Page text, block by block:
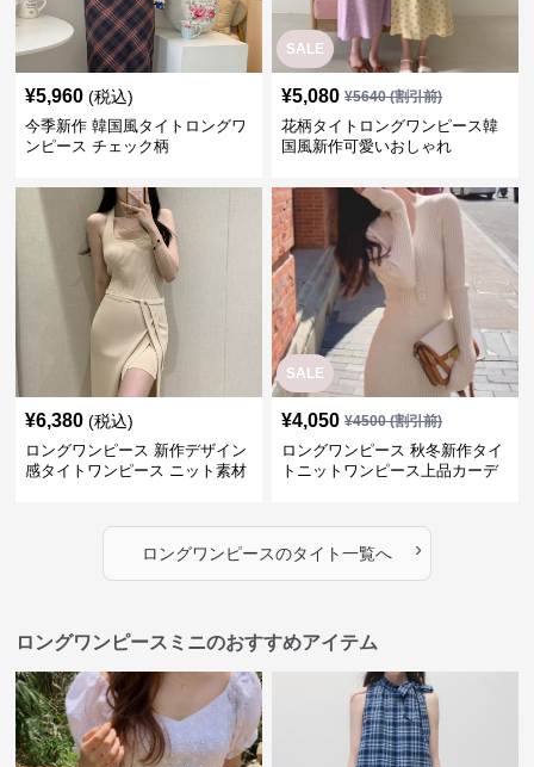
¥5,960 (税込)
今季新作 韓国風タイトロングワ
ンピース チェック柄
SALE
¥5,080 ¥5640(割引前)
花柄タイトロングワンピース韓
国風新作可愛いおしゃれ
¥6,380 (税込)
ロングワンピース 新作デザイン
感タイトワンピース ニット素材
SALE
¥4,050 ¥4500(割引前)
ロングワンピース 秋冬新作タイ
トニットワンピース上品カーデ
ロングワンピースのタイト一覧へ ›
ロングワンピースミニのおすすめアイテム